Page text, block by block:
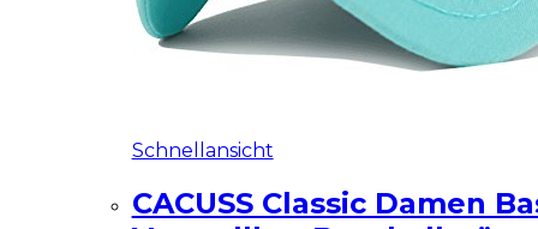
Schnellansicht
CACUSS Classic Damen